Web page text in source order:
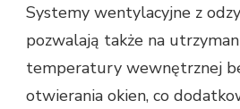
Systemy wentylacyjne z
pozwalają także na
temperatury wewnętrznej
otwierania okien, co